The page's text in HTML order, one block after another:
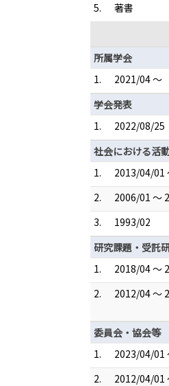
5.
著書
所属学会
1.
2021/04 ～
学会発表
1.
2022/08/25
社会における活
1.
2013/04/01
2.
2006/01 ～
3.
1993/02
研究課題・受託
1.
2018/04 ～
2.
2012/04 ～
委員会・協会等
1.
2023/04/01
2.
2012/04/01